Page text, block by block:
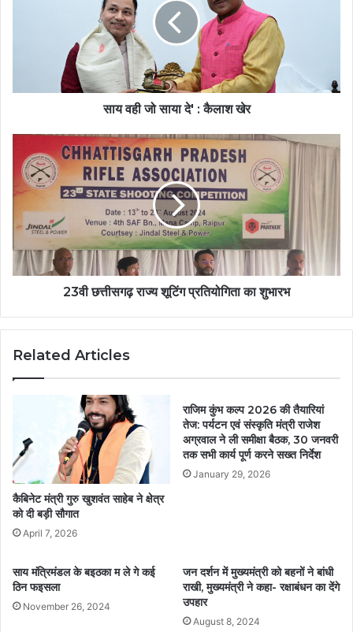
साय वही जो साया दे' : कैलाश खेर
23वी छत्तीसगढ़ राज्य शूटिंग प्रतियोगिता का शुभारभ
Related Articles
कैबिनेट मंत्री गुरु खुशवंत साहेब ने क्षेत्र
को दी बड़ी सौगात
April 7, 2026
राजिम कुंभ कल्प 2026 की तैयारियां
तेज: पर्यटन एवं संस्कृति मंत्री राजेश
अग्रवाल ने ली समीक्षा बैठक, 30 जनवरी
तक सभी कार्य पूर्ण करने सख्त निर्देश
January 29, 2026
साय मंत्रिमंडल के बइठका म ले गे कई
ठिन फइसला
November 26, 2024
जन दर्शन में मुख्यमंत्री को बहनों ने बांधी
राखी, मुख्यमंत्री ने कहा- रक्षाबंधन का देंगे
उपहार
August 8, 2024